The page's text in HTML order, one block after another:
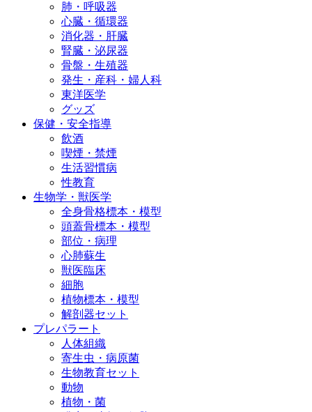
肺・呼吸器
心臓・循環器
消化器・肝臓
腎臓・泌尿器
骨盤・生殖器
発生・産科・婦人科
東洋医学
グッズ
保健・安全指導
飲酒
喫煙・禁煙
生活習慣病
性教育
生物学・獣医学
全身骨格標本・模型
頭蓋骨標本・模型
部位・病理
心肺蘇生
獣医臨床
細胞
植物標本・模型
解剖器セット
プレパラート
人体組織
寄生虫・病原菌
生物教育セット
動物
植物・菌